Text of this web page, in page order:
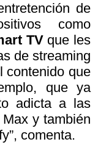
de
como
TVque les
de streaming
contenido que
que ya
adicta a las
y también
comenta.